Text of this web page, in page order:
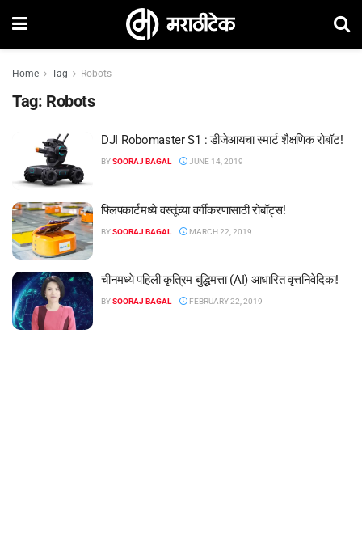
Home Tag Robots
Tag: Robots
DJI Robomaster S1 : डीजेआयचा स्मार्ट शैक्षणिक रोबॉट!
BYSOORAJ BAGAL JUNE 14, 2019
फ्लिपकार्टमध्ये वस्तूंच्या वर्गीकरणासाठी रोबॉट्स!
BYSOORAJ BAGAL MARCH 22, 2019
चीनमध्ये पहिली कृत्रिम बुद्धिमत्ता (AI) आधारित वृत्तनिवेदिका!
BYSOORAJ BAGAL FEBRUARY 22, 2019